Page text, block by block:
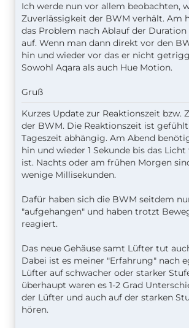
Ich werde nun vor allem beobachten,
Zuverlässigkeit der BWM verhält. Am
das Problem nach Ablauf der Duration
auf. Wenn man dann direkt vor den
hin und wieder vor das er nicht
Sowohl Aqara als auch Hue Motion.
Gruß
Kurzes Update zur Reaktionszeit bzw.
der BWM. Die Reaktionszeit ist
Tageszeit abhängig. Am Abend
hin und wieder 1 Sekunde bis das
ist. Nachts oder am frühen Morgen
wenige Millisekunden.
Dafür haben sich die BWM seitdem
"aufgehangen" und haben trotzt
reagiert.
Das neue Gehäuse samt Lüfter tut
Dabei ist es meiner "Erfahrung" nach
Lüfter auf schwacher oder starker
überhaupt waren es 1-2 Grad
der Lüfter und auch auf der starken
hören.